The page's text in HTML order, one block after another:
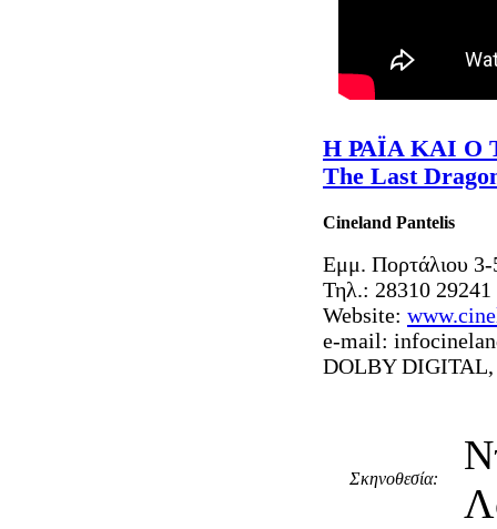
H ΡΑΪΑ ΚΑΙ Ο
The Last
Cineland Pantelis
Εμμ. Πορτάλιου
Τηλ.: 28310 29241
Website:
e-mail:
DOLBY DIGITAL,
Σκηνοθεσία: